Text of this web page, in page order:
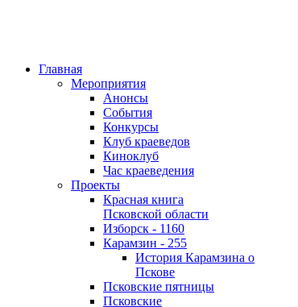
Главная
Мероприятия
Анонсы
События
Конкурсы
Клуб краеведов
Киноклуб
Час краеведения
Проекты
Красная книга
Псковской области
Изборск - 1160
Карамзин - 255
История Карамзина о
Пскове
Псковские пятницы
Псковские